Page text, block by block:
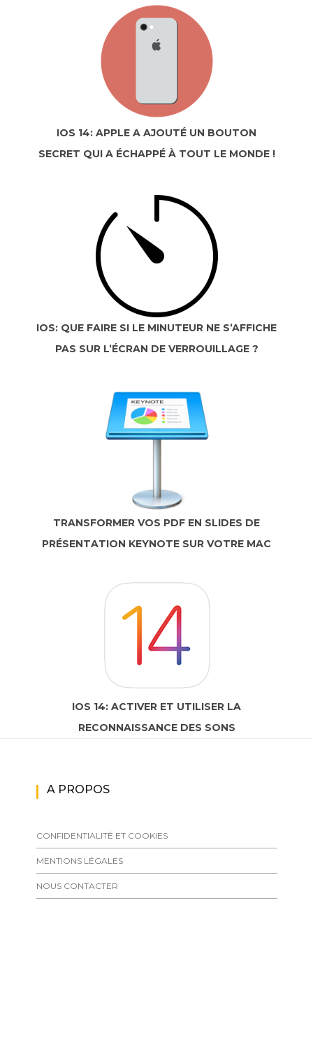
IOS 14: APPLE A AJOUTÉ UN BOUTON
SECRET QUI A ÉCHAPPÉ À TOUT LE MONDE !
IOS: QUE FAIRE SI LE MINUTEUR NE S’AFFICHE
PAS SUR L’ÉCRAN DE VERROUILLAGE ?
TRANSFORMER VOS PDF EN SLIDES DE
PRÉSENTATION KEYNOTE SUR VOTRE MAC
IOS 14: ACTIVER ET UTILISER LA
RECONNAISSANCE DES SONS
A PROPOS
CONFIDENTIALITÉ ET COOKIES
MENTIONS LÉGALES
NOUS CONTACTER